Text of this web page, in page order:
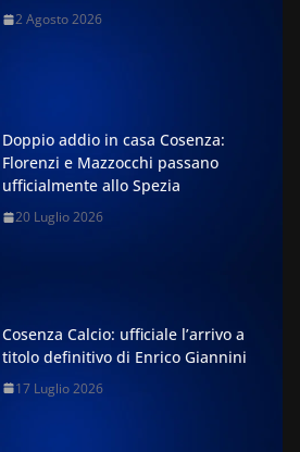
2 Agosto 2026
Doppio addio in casa Cosenza:
Florenzi e Mazzocchi passano
ufficialmente allo Spezia
20 Luglio 2026
Cosenza Calcio: ufficiale l’arrivo a
titolo definitivo di Enrico Giannini
17 Luglio 2026